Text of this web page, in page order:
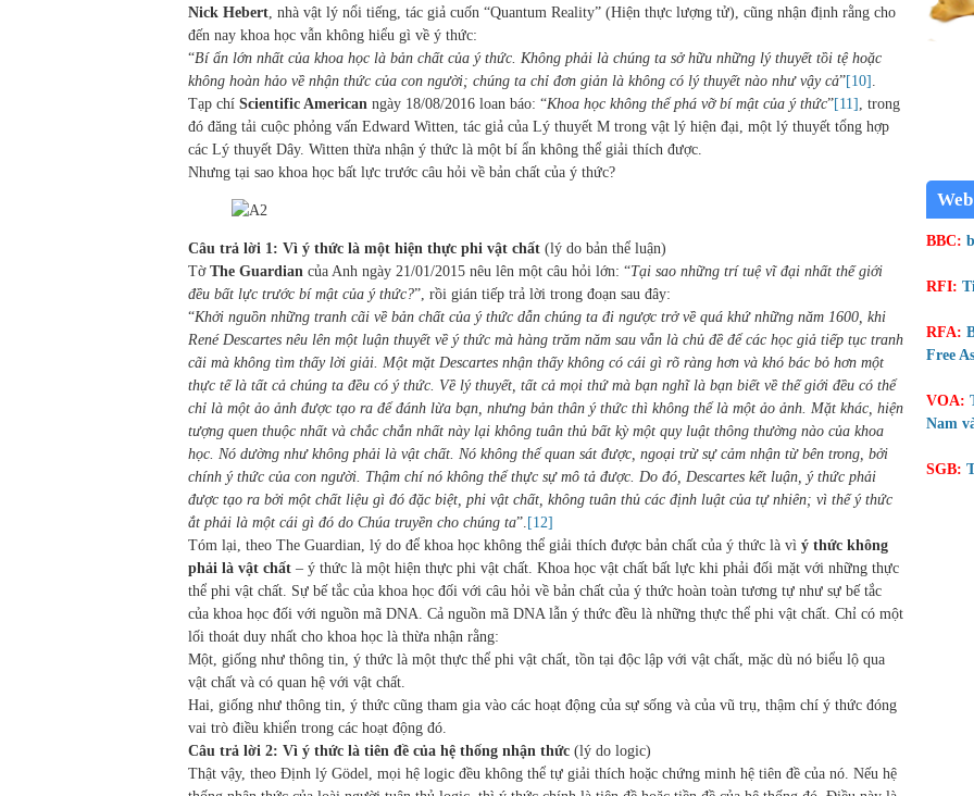
Nick Hebert, nhà vật lý nổi tiếng, tác giả cuốn “Quantum Reality” (Hiện thực lượng tử), cũng nhận định rằng cho
đến nay khoa học vẫn không hiểu gì về ý thức:
“Bí ẩn lớn nhất của khoa học là bản chất của ý thức. Không phải là chúng ta sở hữu những lý thuyết tồi tệ hoặc
không hoàn hảo về nhận thức của con người; chúng ta chỉ đơn giản là không có lý thuyết nào như vậy cả”[10] .
Tạp chí Scientific American ngày 18/08/2016 loan báo: “Khoa học không thể phá vỡ bí mật của ý thức”[11] , trong
đó đăng tải cuộc phỏng vấn Edward Witten, tác giả của Lý thuyết M trong vật lý hiện đại, một lý thuyết tổng hợp
các Lý thuyết Dây. Witten thừa nhận ý thức là một bí ẩn không thể giải thích được.
Nhưng tại sao khoa học bất lực trước câu hỏi về bản chất của ý thức?
Câu trả lời 1: Vì ý thức là một hiện thực phi vật chất (lý do bản thể luận)
Tờ The Guardian của Anh ngày 21/01/2015 nêu lên một câu hỏi lớn: “Tại sao những trí tuệ vĩ đại nhất thế giới
đều bất lực trước bí mật của ý thức?”, rồi gián tiếp trả lời trong đoạn sau đây:
“Khởi nguồn những tranh cãi về bản chất của ý thức dẫn chúng ta đi ngược trở về quá khứ những năm 1600, khi
René Descartes nêu lên một luận thuyết về ý thức mà hàng trăm năm sau vẫn là chủ đề để các học giả tiếp tục tranh
cãi mà không tìm thấy lời giải. Một mặt Descartes nhận thấy không có cái gì rõ ràng hơn và khó bác bỏ hơn một
thực tế là tất cả chúng ta đều có ý thức. Về lý thuyết, tất cả mọi thứ mà bạn nghĩ là bạn biết về thế giới đều có thể
chỉ là một ảo ảnh được tạo ra để đánh lừa bạn, nhưng bản thân ý thức thì không thể là một ảo ảnh. Mặt khác, hiện
tượng quen thuộc nhất và chắc chắn nhất này lại không tuân thủ bất kỳ một quy luật thông thường nào của khoa
học. Nó dường như không phải là vật chất. Nó không thể quan sát được, ngoại trừ sự cảm nhận từ bên trong, bởi
chính ý thức của con người. Thậm chí nó không thể thực sự mô tả được. Do đó, Descartes kết luận, ý thức phải
được tạo ra bởi một chất liệu gì đó đặc biệt, phi vật chất, không tuân thủ các định luật của tự nhiên; vì thế ý thức
ắt phải là một cái gì đó do Chúa truyền cho chúng ta”. [12]
Tóm lại, theo The Guardian, lý do để khoa học không thể giải thích được bản chất của ý thức là vì ý thức không
phải là vật chất – ý thức là một hiện thực phi vật chất. Khoa học vật chất bất lực khi phải đối mặt với những thực
thể phi vật chất. Sự bế tắc của khoa học đối với câu hỏi về bản chất của ý thức hoàn toàn tương tự như sự bế tắc
của khoa học đối với nguồn mã DNA. Cả nguồn mã DNA lẫn ý thức đều là những thực thể phi vật chất. Chỉ có một
lối thoát duy nhất cho khoa học là thừa nhận rằng:
Một, giống như thông tin, ý thức là một thực thể phi vật chất, tồn tại độc lập với vật chất, mặc dù nó biểu lộ qua
vật chất và có quan hệ với vật chất.
Hai, giống như thông tin, ý thức cũng tham gia vào các hoạt động của sự sống và của vũ trụ, thậm chí ý thức đóng
vai trò điều khiển trong các hoạt động đó.
Câu trả lời 2: Vì ý thức là tiên đề của hệ thống nhận thức (lý do logic)
Thật vậy, theo Định lý Gödel, mọi hệ logic đều không thể tự giải thích hoặc chứng minh hệ tiên đề của nó. Nếu hệ
BBC:
RFI:
RFA:
Free
VOA:
Nam
SGB: